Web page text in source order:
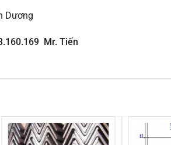
Dương
Mr. Tiến